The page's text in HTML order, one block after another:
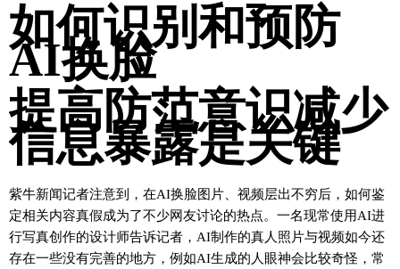
如何识别和预防
AI换脸
提高防范意识减少
信息暴露是关键
紫牛新闻记者注意到，在AI换脸图片、视频层出不穷后，如何鉴
定相关内容真假成为了不少网友讨论的热点。一名现常使用AI进
行写真创作的设计师告诉记者，AI制作的真人照片与视频如今还
存在一些没有完善的地方，例如AI生成的人眼神会比较奇怪，常